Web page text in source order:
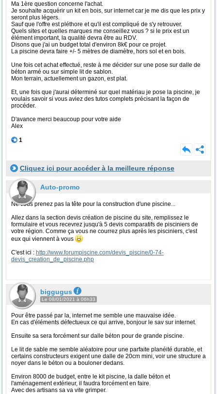
Ma 1ère question concerne l'achat.
Je souhaite acquérir un kit en bois, sur internet car je me dis que les prix y
seront plus légers.
Sauf que l'offre est pléthore et qu'il est compliqué de s'y retrouver.
Quels sites et quelles marques me conseillez vous ? si le prix est un
élément important, la qualité devra être au RDV.
Disons que j'ai un budget total d'environ 8k€ pour ce projet.
La piscine devra faire +/- 5 mètres de diamètre, hors sol et en bois.
Une fois cet achat effectué, reste à me décider sur une pose sur dalle de
béton armé ou sur simple lit de sablon.
Mon terrain, actuellement un gazon, est plat.
Et, une fois que j'aurai déterminé sur quel matériau je pose la piscine, je
voulais savoir si vous aviez des tutos complets précisant la façon de
procéder.
D'avance merci beaucoup pour votre aide
Alex
1
Cliquez ici pour accéder à la meilleure réponse
Auto-promo
Ne vous prenez pas la tête pour la construction d'une piscine...
Allez dans la section devis création de piscine du site, remplissez le
formulaire et vous recevrez jusqu'à 5 devis comparatifs de pisciniers de
votre région. Comme ça vous ne courrez plus après les pisciniers, c'est
eux qui viennent à vous
C'est ici : http://www.forumpiscine.com/devis_piscine/0-74-
devis_creation_de_piscine.php
biggugus
Le 08/01/2021 à 06h33
Pour être passé par la, internet me semble une mauvaise idée.
En cas d'éléments défectueux ce qui arrive, bonjour le sav sur internet.
Ensuite sa sera forcément sur dalle béton pour de grande piscine.
Le lit de sable me semble aléatoire pour une parfaite planéité durable, et
certains constructeurs exigent une dalle de 20cm mini, voir une structure a
noyer dans le béton ou a bouloner dedans.
Environ 8000 de budget, entre le kit piscine, la dalle béton et
l'aménagement extérieur, il faudra forcément en faire.
Avec des artisans sa va vite grimper.